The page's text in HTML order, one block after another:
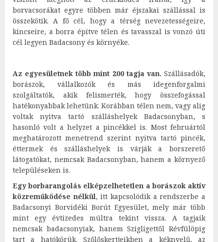
borvacsorákat egyre többen már éjszakai szállással is
összekötik. A fő cél, hogy a térség nevezetességeire,
kincseire, a borra építve télen és tavasszal is vonzó úti
cél legyen Badacsony és környéke.
Az egyesületnek több mint 200 tagja van. Szállásadók,
borászok, vállalkozók és más idegenforgalmi
szolgáltatók, akik felismerték, hogy összefogással
hatékonyabbak lehetünk. Korábban télen nem, vagy alig
voltak nyitva tartó szálláshelyek Badacsonyban, s
hasonló volt a helyzet a pincékkel is. Most februártól
meghatározott menetrend szerint nyitva tartó pincék,
éttermek és szálláshelyek is várják a borszerető
látogatókat, nemcsak Badacsonyban, hanem a környező
településeken is.
Egy borbarangolás elképzelhetetlen a borászok aktív
közreműködése nélkül, itt kapcsolódik a rendszerbe a
Badacsonyi Borvidéki Borút Egyesület, mely már több
mint egy évtizedes múltra tekint vissza.
A tagjaik
nemcsak badacsonyiak, hanem Szigligettől Révfülöpig
tart a hatókörük. Szőlőskertjeikben a kéknyelű, az